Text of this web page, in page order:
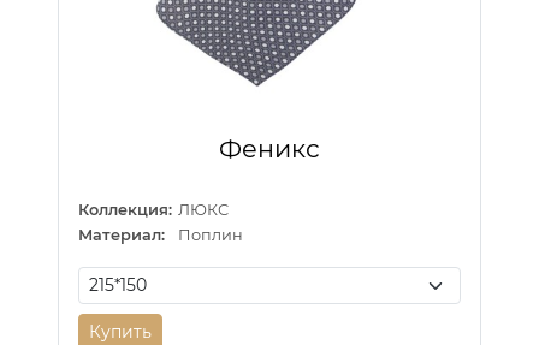
Феникс
Коллекция: ЛЮКС
Материал:
Поплин
Купить